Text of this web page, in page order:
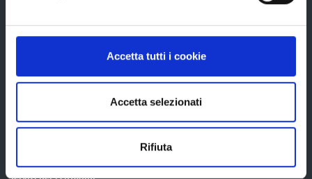
Accetta tutti i cookie
Accetta selezionati
Rifiuta
Osservatori e statistiche
Pianificazione territoriale
Protocolli di legalità